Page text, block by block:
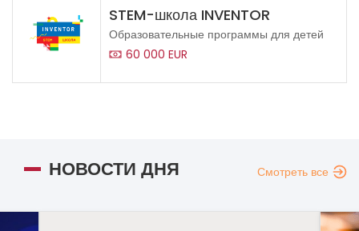
STEM-школа INVENTOR
Образовательные программы для детей
60 000 EUR
НОВОСТИ ДНЯ Смотреть все